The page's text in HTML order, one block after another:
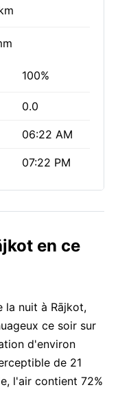
100%
0.0
06:22 AM
07:22 PM
en ce
la nuit à Rājkot,
ce soir sur
d'environ
de 21
l'air contient 72%